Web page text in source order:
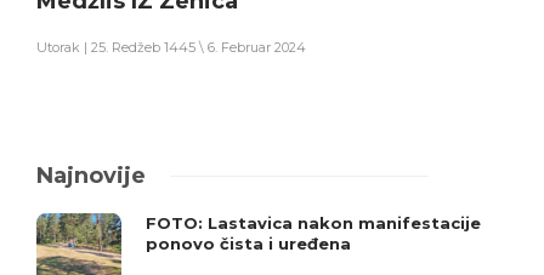
Utorak | 25. Redžeb 1445 \ 6. Februar 2024
Najnovije
FOTO: Lastavica nakon manifestacije
ponovo čista i uređena